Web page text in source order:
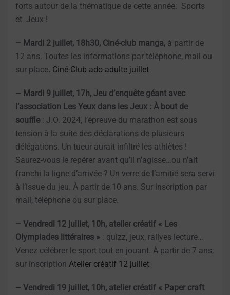
forts autour de la thématique de cette année: Sports
et Jeux !
– Mardi 2 juillet, 18h30, Ciné-club manga, à partir de
12 ans. Toutes les informations par téléphone, mail ou
sur place. Ciné-Club ado-adulte juillet
– Mardi 9 juillet, 17h, Jeu d’enquête géant avec
l’association Les Yeux dans les Jeux : À bout de
souffle: J.O. 2024, l’épreuve du marathon est sous
tension à la suite des déclarations de plusieurs
délégations. Un tueur aurait infiltré les athlètes !
Saurez-vous le repérer avant qu’il n’agisse…ou n’ait
franchi la ligne d’arrivée ? Un verre de l’amitié sera servi
à l’issue du jeu. À partir de 10 ans. Sur inscription par
mail, téléphone ou sur place.
– Vendredi 12 juillet, 10h, atelier créatif « Les
Olympiades littéraires » : quizz, jeux, rallyes lecture…
Venez célébrer le sport tout en jouant. À partir de 7 ans,
sur inscription Atelier créatif 12 juillet
– Vendredi 19 juillet, 10h, atelier créatif « Paper craft